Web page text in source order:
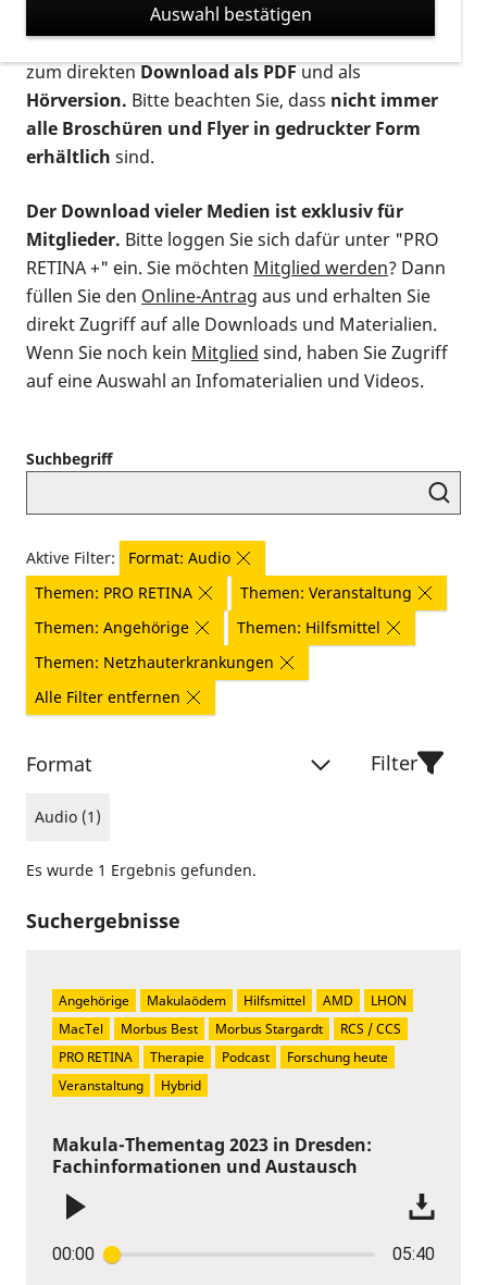
verschiedenen Formaten angeboten: zur
postalischen Bestellung als gedruckte Variante
zum direktenDownload als PDFund als
Hörversion. Bitte beachten Sie, dass nicht immer
alle Broschüren und Flyer in gedruckter Form
erhältlich sind.
Der Download vieler Medien ist exklusiv für
Mitglieder. Bitte loggen Sie sich dafür unter "PRO
RETINA +" ein. Sie möchten Mitglied werden? Dann
füllen Sie den Online-Antrag aus und erhalten Sie
direkt Zugriff auf alle Downloads und Materialien.
Wenn Sie noch kein Mitglied sind, haben Sie Zugriff
auf eine Auswahl an Infomaterialien und Videos.
Suchbegriff
Aktive Filter:
Format: Audio
Themen: PRO RETINA
Themen: Veranstaltung
Themen: Angehörige
Themen: Hilfsmittel
Themen: Netzhauterkrankungen
Alle Filter entfernen
Format
Audio (1)
Filter
Es wurde 1 Ergebnis gefunden.
Suchergebnisse
Makula-Thementag 2023 in Dresden:
Fachinformationen und Austausch
00:00 05:40
Angehörige Makulaödem Hilfsmittel AMD
LHON
MacTel
Morbus Best Morbus Stargardt
RCS / CCS
PRO RETINA
Therapie Podcast
Forschung heute
Veranstaltung
Hybrid
Auswahl bestätigen